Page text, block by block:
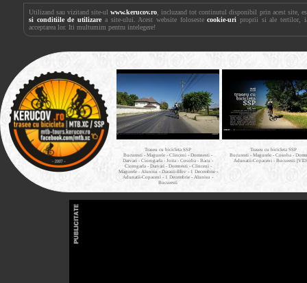
Utilizand sau vizitand site-ulwww.kerucov.ro , incluzand tot continutul disponibil prin acest site,
si conditiile de utilizare a site-ului. Acest website folosestecookie-uri proprii si ale tertilor,
acceptarea lor. Iti multumim pentru intelegere!
Traseu cu bicicleta SSP
Bucuresti - Magurele - Clinceni - Domnesti -
Darvari - Ciorogarla - Joita - Cosoba - Bacu -
Ciorogarla - Darvari - Domnesti - Clinceni -
Magurele - Alunisu - Darasti-Ilfov - 1 Decembrie -
Adunatii-Copaceni - 1 Decembrie - Alunisu -
Bucuresti
Traseu cu bicicleta SSP
Bucuresti - Magurele - Cosoba -
Adunatii-Copaceni - Bucuresti